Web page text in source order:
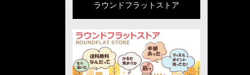
ラウンドフラットストア